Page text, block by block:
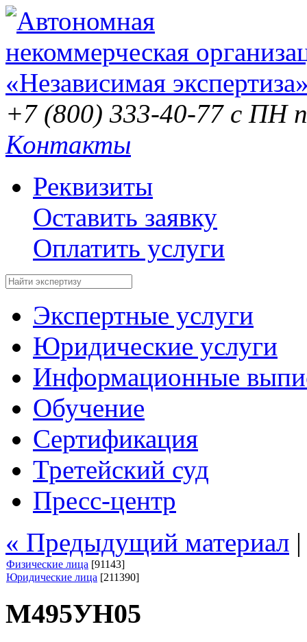
+7 (800) 333-40-77 с ПН
Контакты
Реквизиты
Оставить заявку
Оплатить услуги
Экспертные услуги
Юридические услуги
Информационные
Обучение
Сертификация
Третейский суд
Пресс-центр
« Предыдущий материал
Физические лица [91143]
Юридические лица [211390]
М495УН05